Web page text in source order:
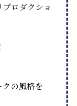
ロダクショ
の風格を